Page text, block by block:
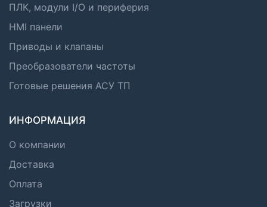
ПЛК, модули I/O и периферия
HMI панели
Приводы и клапаны
Преобразователи частоты
Готовые решения АСУ ТП
ИНФОРМАЦИЯ
О компании
Доставка
Оплата
Загрузки